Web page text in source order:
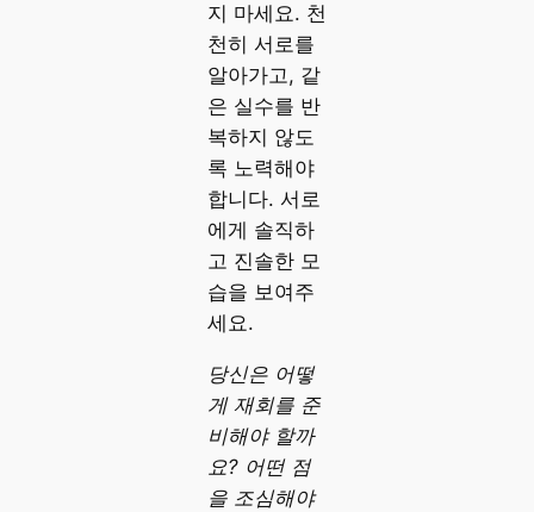
지 마세요. 천
천히 서로를
알아가고, 같
은 실수를 반
복하지 않도
록 노력해야
합니다. 서로
에게 솔직하
고 진솔한 모
습을 보여주
세요.
당신은 어떻
게 재회를 준
비해야 할까
요? 어떤 점
을 조심해야